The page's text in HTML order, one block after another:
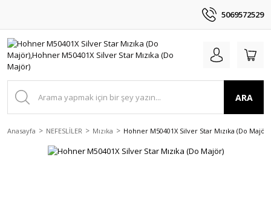
5069572529
ARA
Anasayfa NEFESLİLER Mızıka Hohner M50401X Silver Star Mızıka (Do Majör)